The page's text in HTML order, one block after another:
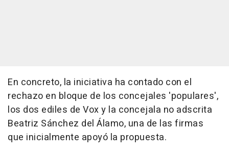
En concreto, la iniciativa ha contado con el
rechazo en bloque de los concejales 'populares',
los dos ediles de Vox y la concejala no adscrita
Beatriz Sánchez del Álamo, una de las firmas
que inicialmente apoyó la propuesta.